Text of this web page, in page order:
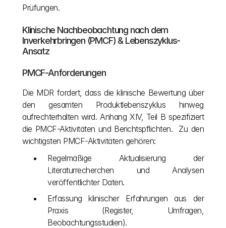
Prüfungen.
Klinische Nachbeobachtung nach dem
Inverkehrbringen (PMCF) & Lebenszyklus-
Ansatz
PMCF-Anforderungen
Die MDR fordert, dass die klinische Bewertung über
den gesamten Produktlebenszyklus hinweg
aufrechterhalten wird. Anhang XIV, Teil B spezifiziert
die PMCF-Aktivitäten und Berichtspflichten.  Zu den
wichtigsten PMCF-Aktivitäten gehören:
Regelmäßige Aktualisierung der
Literaturrecherchen und Analysen
veröffentlichter Daten.
Erfassung klinischer Erfahrungen aus der
Praxis (Register, Umfragen,
Beobachtungsstudien).